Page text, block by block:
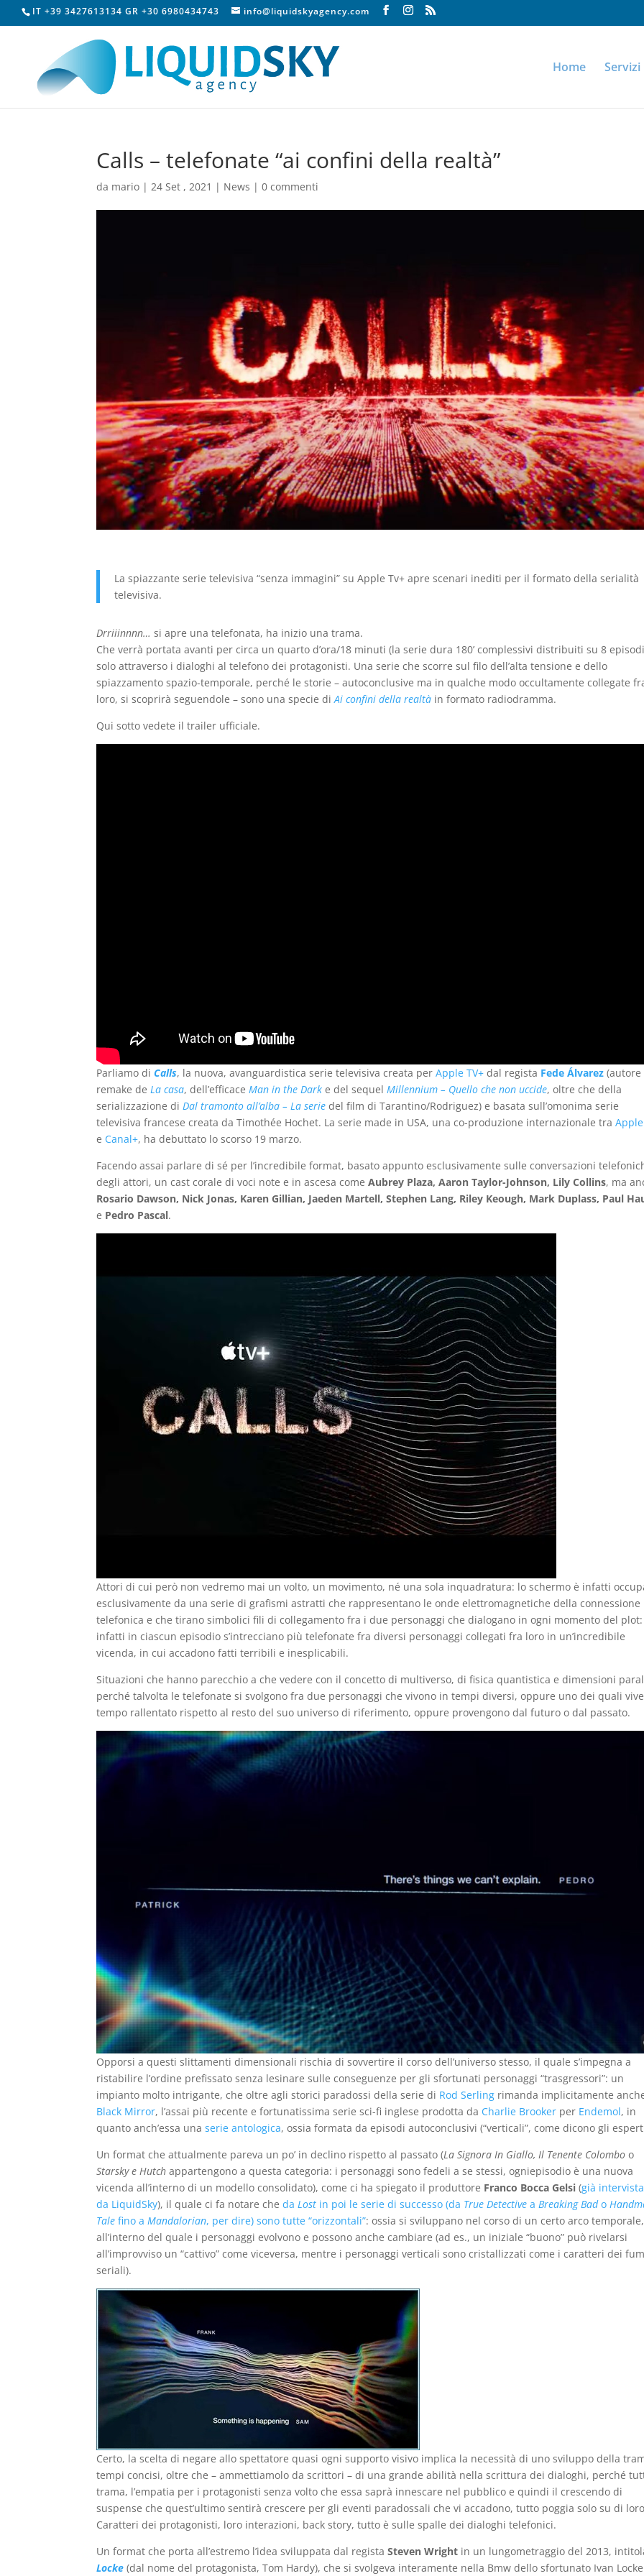
IT +39 3427613134 GR +30 6980434743 info@liquidskyagency.com
Home Servizi
Calls – telefonate “ai confini della realtà”
da mario |24 Set , 2021 | News |0 commenti
La spiazzante serie televisiva “senza immagini” su Apple Tv+ apre scenari inediti per il formato della serialità
televisiva.
Drriiinnnn… si apre una telefonata, ha inizio una trama.
Che verrà portata avanti per circa un quarto d’ora/18 minuti (la serie dura 180’ complessivi distribuiti su 8
solo attraverso i dialoghi al telefono dei protagonisti. Una serie che scorre sul filo dell’alta tensione e dello
spiazzamento spazio-temporale, perché le storie – autoconclusive ma in qualche modo occultamente collegate
loro, si scoprirà seguendole – sono una specie diAi confini della realtà in formato radiodramma.
Qui sotto vedete il trailer ufficiale.
Parliamo diCalls, la nuova, avanguardistica serie televisiva creata perApple TV+ dal regista Fede Álvarez
remake deLa casa, dell’efficaceMan in the Dark e del sequelMillennium – Quello che non uccide, oltre che della
serializzazione diDal tramonto all’alba – La serie del film di Tarantino/Rodriguez) e basata sull’omonima serie
televisiva francese creata da Timothée Hochet. La serie made in USA, una co-produzione internazionale tra
e Canal+, ha debuttato lo scorso 19 marzo.
Facendo assai parlare di sé per l’incredibile format, basato appunto esclusivamente sulle conversazioni
degli attori, un cast corale di voci note e in ascesa comeAubrey Plaza, Aaron Taylor-Johnson, Lily Collins, ma
Rosario Dawson, Nick Jonas, Karen Gillian, Jaeden Martell, Stephen Lang, Riley Keough, Mark Duplass, Paul
e Pedro Pascal.
Attori di cui però non vedremo mai un volto, un movimento, né una sola inquadratura: lo schermo è infatti
esclusivamente da una serie di grafismi astratti che rappresentano le onde elettromagnetiche della connessione
telefonica e che tirano simbolici fili di collegamento fra i due personaggi che dialogano in ogni momento del plot:
infatti in ciascun episodio s’intrecciano più telefonate fra diversi personaggi collegati fra loro in un’incredibile
vicenda, in cui accadono fatti terribili e inesplicabili.
Situazioni che hanno parecchio a che vedere con il concetto di multiverso, di fisica quantistica e dimensioni
perché talvolta le telefonate si svolgono fra due personaggi che vivono in tempi diversi, oppure uno dei quali
tempo rallentato rispetto al resto del suo universo di riferimento, oppure provengono dal futuro o dal passato.
Opporsi a questi slittamenti dimensionali rischia di sovvertire il corso dell’universo stesso, il quale s’impegna a
ristabilire l’ordine prefissato senza lesinare sulle conseguenze per gli sfortunati personaggi “trasgressori”: un
impianto molto intrigante, che oltre agli storici paradossi della serie di Rod Serling rimanda implicitamente
Black Mirror, l’assai più recente e fortunatissima serie sci-fi inglese prodotta da Charlie Brooker per Endemol, in
quanto anch’essa unaserie antologica, ossia formata da episodi autoconclusivi (“verticali”, come dicono gli
Un format che attualmente pareva un po’ in declino rispetto al passato (La Signora In Giallo, Il Tenente Colomboo
Starsky e Hutch appartengono a questa categoria: i personaggi sono fedeli a se stessi, ogniepisodio è una nuova
vicenda all’interno di un modello consolidato), come ci ha spiegato il produttore Franco Bocca Gelsi (già
da LiquidSky), il quale ci fa notare chedaLost in poi le serie di successo (da True Detectivea Breaking Bado
Talefino a Mandalorian, per dire) sono tutte “orizzontali”: ossia si sviluppano nel corso di un certo arco temporale,
all’interno del quale i personaggi evolvono e possono anche cambiare (ad es., un iniziale “buono” può rivelarsi
all’improvviso un “cattivo” come viceversa, mentre i personaggi verticali sono cristallizzati come i caratteri dei
seriali).
Certo, la scelta di negare allo spettatore quasi ogni supporto visivo implica la necessità di uno sviluppo della
tempi concisi, oltre che – ammettiamolo da scrittori – di una grande abilità nella scrittura dei dialoghi, perché
trama, l’empatia per i protagonisti senza volto che essa saprà innescare nel pubblico e quindi il crescendo di
suspense che quest’ultimo sentirà crescere per gli eventi paradossali che vi accadono, tutto poggia solo su di
Caratteri dei protagonisti, loro interazioni, back story, tutto è sulle spalle dei dialoghi telefonici.
Un format che porta all’estremo l’idea sviluppata dal registaSteven Wright in un lungometraggio del 2013,
Locke (dal nome del protagonista, Tom Hardy), che si svolgeva interamente nella Bmw dello sfortunato Ivan Locke